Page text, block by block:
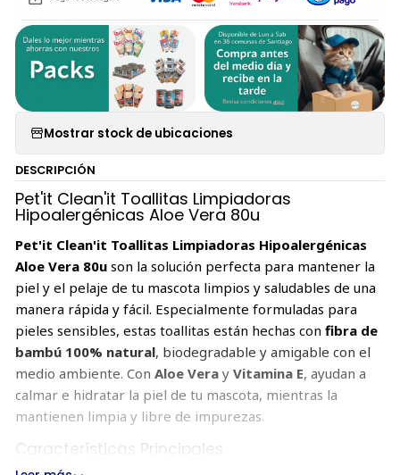
Mostrar stock de ubicaciones
DESCRIPCIÓN
Pet'it Clean'it Toallitas Limpiadoras
Hipoalergénicas Aloe Vera 80u
Pet'it Clean'it Toallitas Limpiadoras Hipoalergénicas
Aloe Vera 80uson la solución perfecta para mantener la
piel y el pelaje de tu mascota limpios y saludables de una
manera rápida y fácil. Especialmente formuladas para
pieles sensibles, estas toallitas están hechas con fibra de
bambú 100% natural, biodegradable y amigable con el
medio ambiente. Con Aloe Veray Vitamina E, ayudan a
calmar e hidratar la piel de tu mascota, mientras la
mantienen limpia y libre de impurezas.
Características Principales